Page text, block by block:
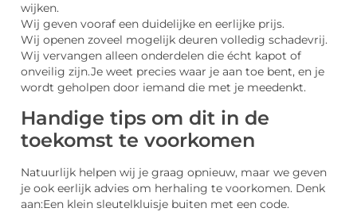
wijken.
Wij geven vooraf een duidelijke en eerlijke prijs.
Wij openen zoveel mogelijk deuren volledig schadevrij.
Wij vervangen alleen onderdelen die écht kapot of
onveilig zijn.Je weet precies waar je aan toe bent, en je
wordt geholpen door iemand die met je meedenkt.
Handige tips om dit in de
toekomst te voorkomen
Natuurlijk helpen wij je graag opnieuw, maar we geven
je ook eerlijk advies om herhaling te voorkomen. Denk
aan:Een klein sleutelkluisje buiten met een code.